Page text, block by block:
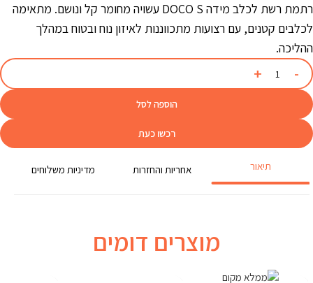
רתמת רשת לכלב מידה DOCO S עשויה מחומר קל ונושם. מתאימה
לכלבים קטנים, עם רצועות מתכווננות לאיזון נוח ובטוח במהלך
ההליכה.
הוספה לסל
רכשו כעת
תיאור אחריות והחזרות מדיניות משלוחים
מוצרים דומים